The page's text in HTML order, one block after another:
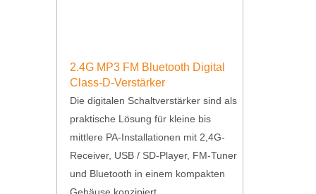
2.4G MP3 FM Bluetooth Digital
Class-D-Verstärker
Die digitalen Schaltverstärker sind als
praktische Lösung für kleine bis
mittlere PA-Installationen mit 2,4G-
Receiver, USB / SD-Player, FM-Tuner
und Bluetooth in einem kompakten
Gehäuse konzipiert.